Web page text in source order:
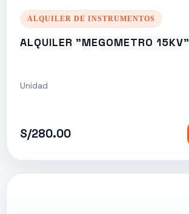
ALQUILER DE INSTRUMENTOS
ALQUILER "MEGOMETRO 15KV"
Unidad
S/280.00